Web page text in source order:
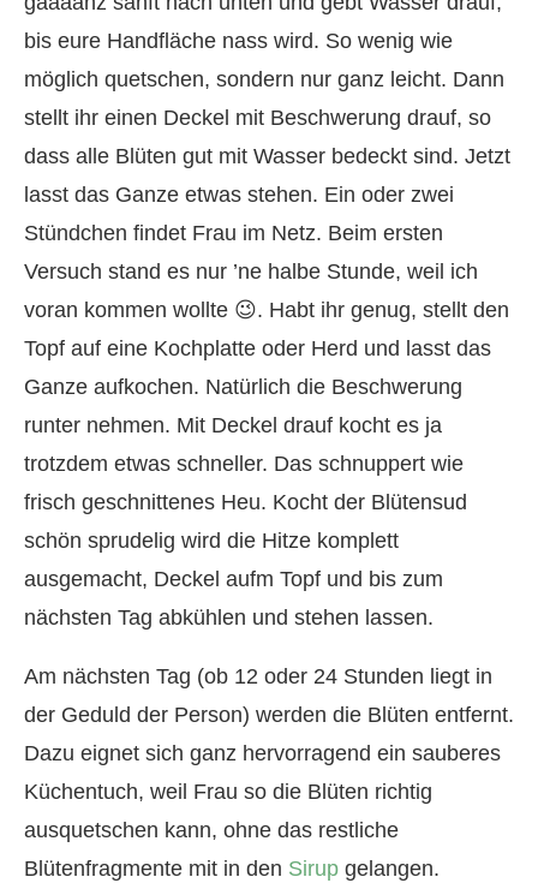
bis eure Handfläche nass wird. So wenig wie
möglich quetschen, sondern nur ganz leicht. Dann
stellt ihr einen Deckel mit Beschwerung drauf, so
dass alle Blüten gut mit Wasser bedeckt sind. Jetzt
lasst das Ganze etwas stehen. Ein oder zwei
Stündchen findet Frau im Netz. Beim ersten
Versuch stand es nur ’ne halbe Stunde, weil ich
voran kommen wollte 😉. Habt ihr genug, stellt den
Topf auf eine Kochplatte oder Herd und lasst das
Ganze aufkochen. Natürlich die Beschwerung
runter nehmen. Mit Deckel drauf kocht es ja
trotzdem etwas schneller. Das schnuppert wie
frisch geschnittenes Heu. Kocht der Blütensud
schön sprudelig wird die Hitze komplett
ausgemacht, Deckel aufm Topf und bis zum
nächsten Tag abkühlen und stehen lassen.
Am nächsten Tag (ob 12 oder 24 Stunden liegt in
der Geduld der Person) werden die Blüten entfernt.
Dazu eignet sich ganz hervorragend ein sauberes
Küchentuch, weil Frau so die Blüten richtig
ausquetschen kann, ohne das restliche
Blütenfragmente mit in den Sirup gelangen.